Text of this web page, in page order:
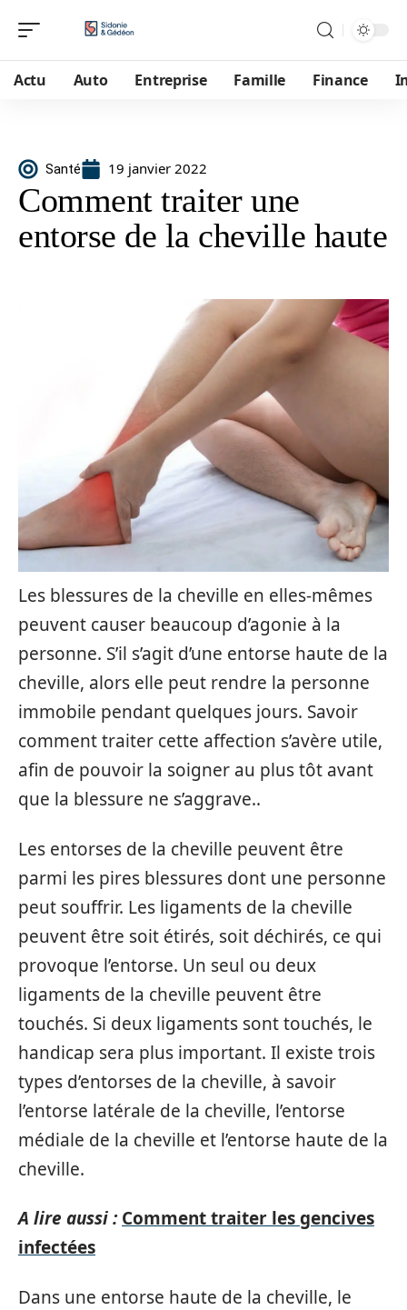
Actu Auto Entreprise Famille Finance
Santé 19 janvier 2022
Comment traiter une
entorse de la cheville haute
Les blessures de la cheville en elles-mêmes
peuvent causer beaucoup d’agonie à la
personne. S’il s’agit d’une entorse haute de la
cheville, alors elle peut rendre la personne
immobile pendant quelques jours. Savoir
comment traiter cette affection s’avère utile,
afin de pouvoir la soigner au plus tôt avant
que la blessure ne s’aggrave..
Les entorses de la cheville peuvent être
parmi les pires blessures dont une personne
peut souffrir. Les ligaments de la cheville
peuvent être soit étirés, soit déchirés, ce qui
provoque l’entorse. Un seul ou deux
ligaments de la cheville peuvent être
touchés. Si deux ligaments sont touchés, le
handicap sera plus important. Il existe trois
types d’entorses de la cheville, à savoir
l’entorse latérale de la cheville, l’entorse
médiale de la cheville et l’entorse haute de la
cheville.
A lire aussi : Comment traiter les gencives
infectées
Dans une entorse haute de la cheville, le